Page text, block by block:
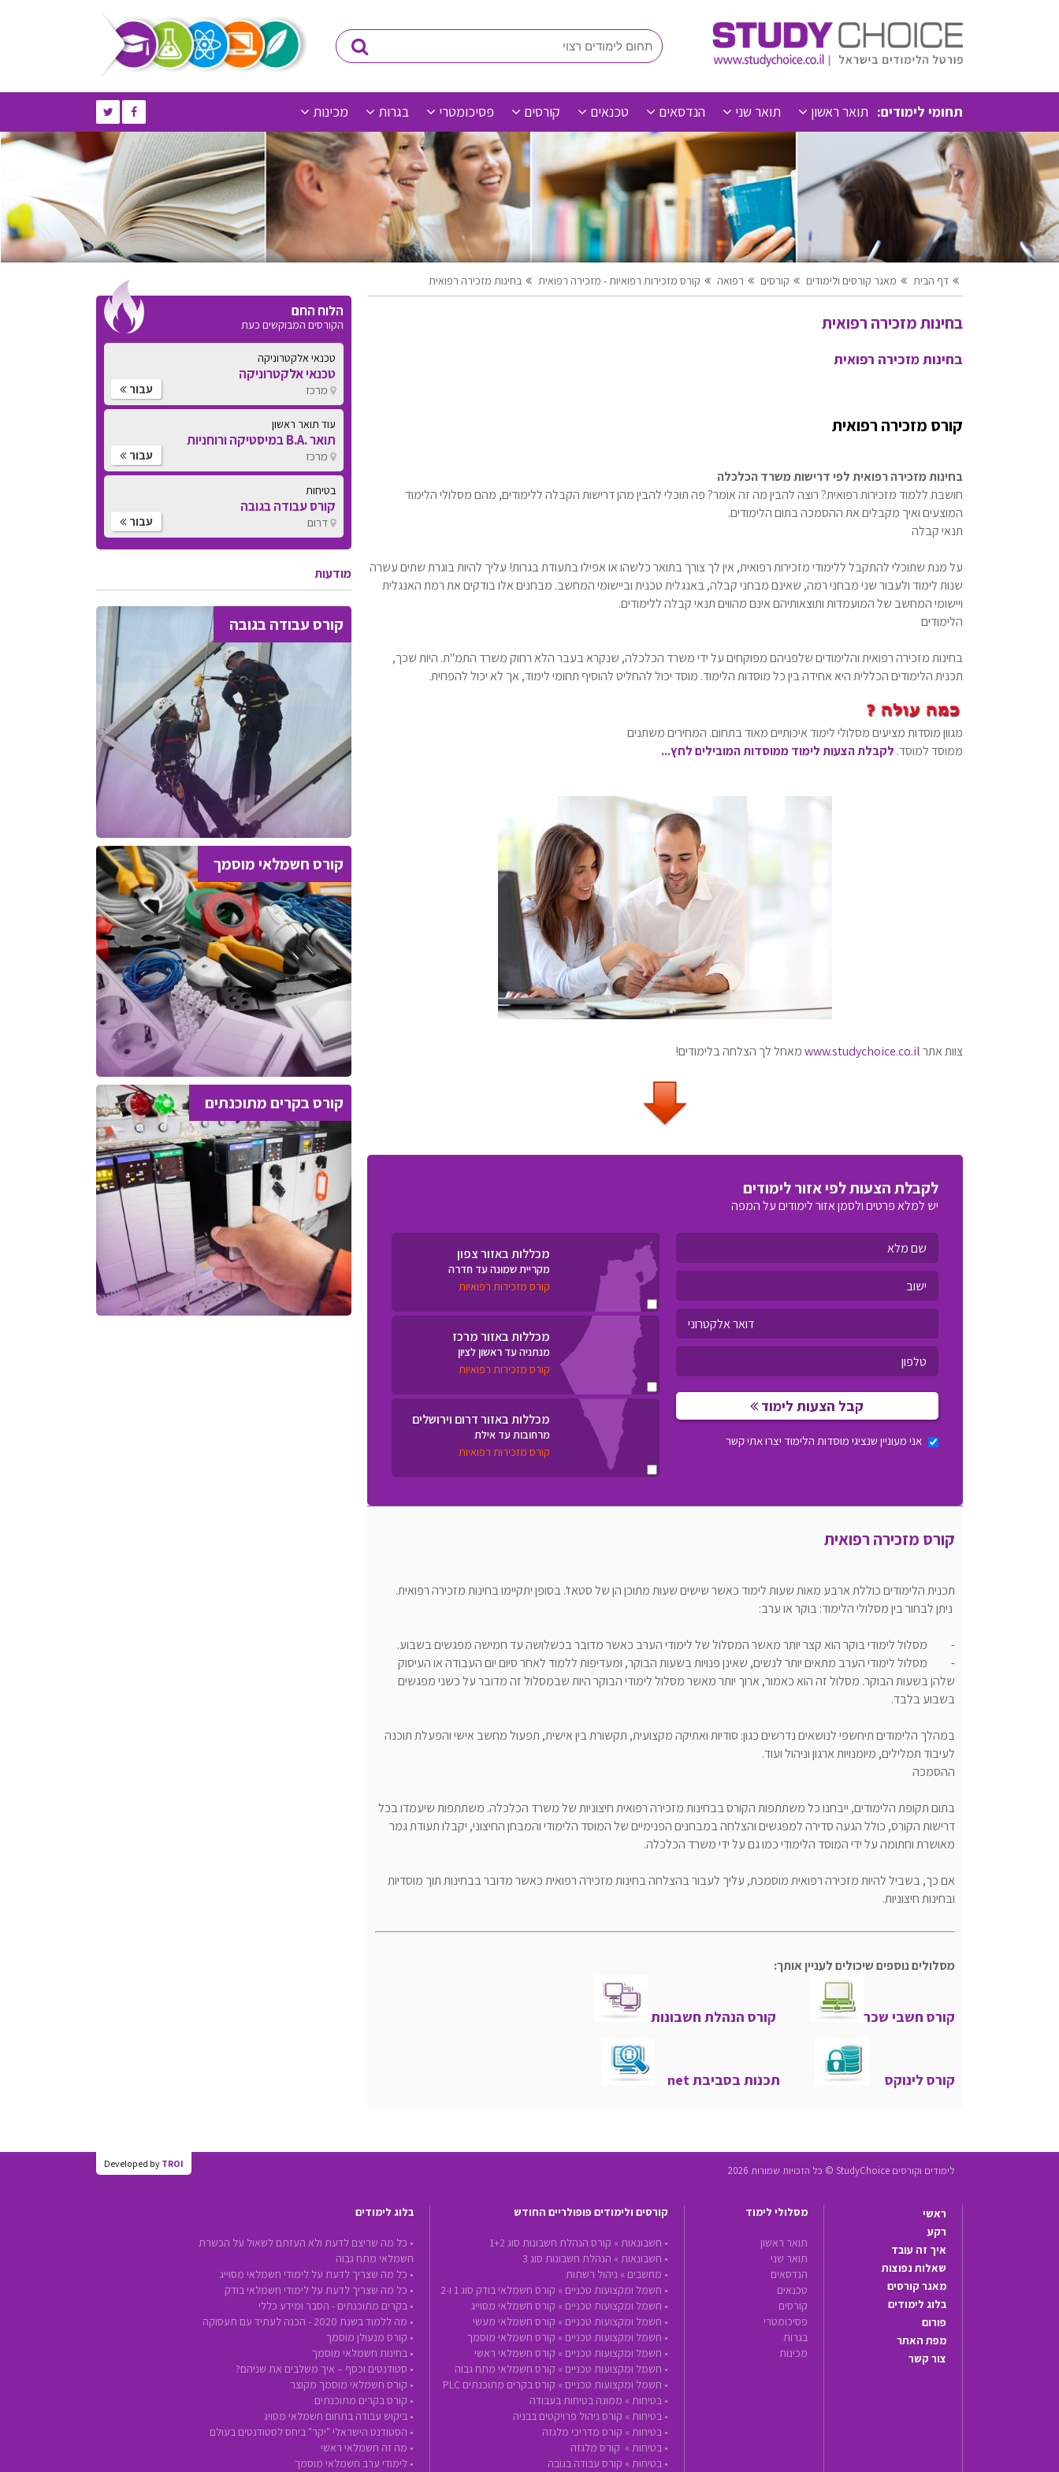
תחומי לימודים: תואר ראשון תואר שני הנדסאים טכנאים קורסים פסיכומטרי בגרות מכינות
דף הבית מאגר קורסים ולימודים קורסים רפואה קורס מזכירות רפואיות - מזכירה רפואית בחינות מזכירה רפואית
בחינות מזכירה רפואית
בחינות מזכירה רפואית
קורס מזכירה רפואית
בחינות מזכירה רפואית לפי דרישות משרד הכלכלה
חושבת ללמוד מזכירות רפואית? רוצה להבין מה זה אומר? פה תוכלי להבין מהן דרישות הקבלה ללימודים, מהם מסלולי הלימוד
המוצעים ואיך מקבלים את ההסמכה בתום הלימודים.
תנאי קבלה
על מנת שתוכלי להתקבל ללימודי מזכירות רפואית, אין לך צורך בתואר כלשהו או אפילו בתעודת בגרות! עליך להיות בוגרת שתים עשרה
שנות לימוד ולעבור שני מבחני רמה, שאינם מבחני קבלה, באנגלית טכנית וביישומי המחשב. מבחנים אלו בודקים את רמת האנגלית
ויישומי המחשב של המועמדות ותוצאותיהם אינם מהווים תנאי קבלה ללימודים.
הלימודים
בחינות מזכירה רפואית והלימודים שלפניהם מפוקחים על ידי משרד הכלכלה, שנקרא בעבר הלא רחוק משרד התמ"ת. היות שכך,
תכנית הלימודים הכללית היא אחידה בין כל מוסדות הלימוד. מוסד יכול להחליט להוסיף תחומי לימוד, אך לא יכול להפחית.
מגוון מוסדות מציעים מסלולי לימוד איכותיים מאוד בתחום. המחירים משתנים
ממוסד למוסד. לקבלת הצעות לימוד ממוסדות המובילים לחץ...
צוות אתרwww.studychoice.co.ilמאחל לך הצלחה בלימודים!
לקבלת הצעות לפי אזור לימודים
יש למלא פרטים ולסמן אזור לימודים על המפה
מכללות באזור צפון
מקריית שמונה עד חדרה
קורס מזכירות רפואיות
מכללות באזור מרכז
מנתניה עד ראשון לציון
קורס מזכירות רפואיות
מכללות באזור דרום וירושלים
מרחובות עד אילת
קורס מזכירות רפואיות
קבל הצעות לימוד
אני מעוניין שנציגי מוסדות הלימוד יצרו אתי קשר
קורס מזכירה רפואית
תכנית הלימודים כוללת ארבע מאות שעות לימוד כאשר שישים שעות מתוכן הן של סטאז'. בסופן יתקיימו בחינות מזכירה רפואית.
ניתן לבחור בין מסלולי הלימוד: בוקר או ערב:
- מסלול לימודי בוקר הוא קצר יותר מאשר המסלול של לימודי הערב כאשר מדובר בכשלושה עד חמישה מפגשים בשבוע.
- מסלול לימודי הערב מתאים יותר לנשים, שאינן פנויות בשעות הבוקר, ומעדיפות ללמוד לאחר סיום יום העבודה או העיסוק
שלהן בשעות הבוקר. מסלול זה הוא כאמור, ארוך יותר מאשר מסלול לימודי הבוקר היות שבמסלול זה מדובר על כשני מפגשים
בשבוע בלבד.
במהלך הלימודים תיחשפי לנושאים נדרשים כגון: סודיות ואתיקה מקצועית, תקשורת בין אישית, תפעול מחשב אישי והפעלת תוכנה
לעיבוד תמלילים, מיומנויות ארגון וניהול ועוד.
ההסמכה
בתום תקופת הלימודים, ייבחנו כל משתתפות הקורס בבחינות מזכירה רפואית חיצוניות של משרד הכלכלה. משתתפות שיעמדו בכל
דרישות הקורס, כולל הגעה סדירה למפגשים והצלחה במבחנים הפנימיים של המוסד הלימודי והמבחן החיצוני, יקבלו תעודת גמר
מאושרת וחתומה על ידי המוסד הלימודי כמו גם על ידי משרד הכלכלה.
אם כך, בשביל להיות מזכירה רפואית מוסמכת, עליך לעבור בהצלחה בחינות מזכירה רפואית כאשר מדובר בבחינות תוך מוסדיות
ובחינות חיצוניות.
מסלולים נוספים שיכולים לעניין אותך:
קורס חשבי שכר קורס הנהלת חשבונות
קורס לינוקס תכנות בסביבת net
הלוח החם
הקורסים המבוקשים כעת
טכנאי אלקטרוניקה
טכנאי אלקטרוניקה
מרכז עבור
עוד תואר ראשון
תואר .B.A במיסטיקה ורוחניות
מרכז עבור
בטיחות
קורס עבודה בגובה
דרום עבור
מודעות
קורס עבודה בגובה
קורס חשמלאי מוסמך
קורס בקרים מתוכנתים
Developed by TROI
לימודים וקורסים StudyChoice © כל הזכויות שמורות 2026
ראשי
רקע
איך זה עובד
שאלות נפוצות
מאגר קורסים
בלוג לימודים
פורום
מפת האתר
צור קשר
מסלולי לימוד
תואר ראשון
תואר שני
הנדסאים
טכנאים
קורסים
פסיכומטרי
בגרות
מכינות
קורסים ולימודים פופולריים החודש
• חשבונאות » קורס הנהלת חשבונות סוג 1+2
• חשבונאות » הנהלת חשבונות סוג 3
• מחשבים » ניהול רשתות
• חשמל ומקצועות טכניים » קורס חשמלאי בודק סוג 1 ו-2
• חשמל ומקצועות טכניים » קורס חשמלאי מסוייג
• חשמל ומקצועות טכניים » קורס חשמלאי מעשי
• חשמל ומקצועות טכניים » קורס חשמלאי מוסמך
• חשמל ומקצועות טכניים » קורס חשמלאי ראשי
• חשמל ומקצועות טכניים » קורס חשמלאי מתח גבוה
• חשמל ומקצועות טכניים » קורס בקרים מתוכנתים PLC
• בטיחות » ממונה בטיחות בעבודה
• בטיחות » קורס ניהול פרויקטים בבניה
• בטיחות » קורס מדריכי מלגזה
• בטיחות » קורס מלגזה
• בטיחות » קורס עבודה בגובה
בלוג לימודים
• כל מה שריצם לדעת ולא העזתם לשאול על הכשרת
חשמלאי מתח גבוה
• כל מה שצריך לדעת על לימודי חשמלאי מסוייג
• כל מה שצריך לדעת על לימודי חשמלאי בודק
• בקרים מתוכנתים - הסבר ומידע כללי
• מה ללמוד בשנת 2020 - הכנה לעתיד עם תעסוקה
• קורס מנעולן מוסמך
• בחינות חשמלאי מוסמך
• סטודנטים וכסף – איך משלבים את שניהם?
• קורס חשמלאי מוסמך מקוצר
• קורס בקרים מתוכנתים
• ביקוש עבודה בתחום חשמלאי מסויג
• הסטודנט הישראלי "יקר" ביחס לסטודנטים בעולם
• מה זה חשמלאי ראשי
• לימודי ערב חשמלאי מוסמך